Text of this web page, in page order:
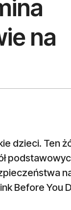
na
dzieci. Ten
Before You